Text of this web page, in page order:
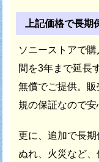
上記価格で長
ソニーストアで
間を3年まで延長
無償でご提供。 販
規の保証なので安
更に、追加で長
ぬれ、火災など、